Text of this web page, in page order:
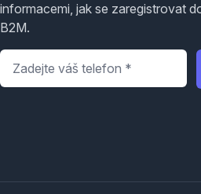
informacemi, jak se zaregistrovat
B2M.
Telefon